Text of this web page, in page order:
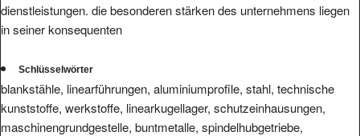
dienstleistungen. die besonderen stärken des unternehmens liegen
in seiner konsequenten
Schlüsselwörter
blankstähle, linearführungen, aluminiumprofile, stahl, technische
kunststoffe, werkstoffe, linearkugellager, schutzeinhausungen,
maschinengrundgestelle, buntmetalle, spindelhubgetriebe,